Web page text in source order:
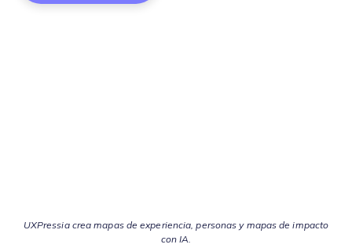
UXPressia crea mapas de experiencia, personas y mapas de impacto
con IA.